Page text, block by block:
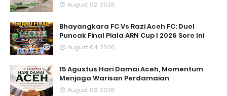
August 02, 2026
Bhayangkara FC Vs Razi Aceh FC: Duel
Puncak Final Piala ARN Cup I 2026 Sore Ini
August 04, 2026
15 Agustus Hari Damai Aceh, Momentum
Menjaga Warisan Perdamaian
August 03, 2026